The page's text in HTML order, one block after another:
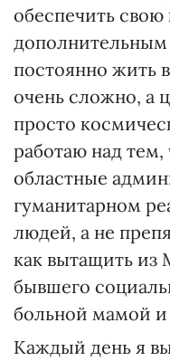
обеспечить
дополнительным
постоянно жить
очень сложно, а
просто
работаю над тем,
областные
гуманитарном
людей, а не
как вытащить из
бывшего
больной мамой
Каждый день я